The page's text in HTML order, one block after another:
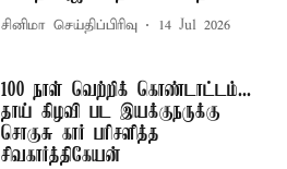
சினிமா செய்திப்பிரிவு 14 Jul 2026
100 நாள் வெற்றிக் கொண்டாட்டம்...
தாய் கிழவி பட இயக்குநருக்கு
சொகுசு கார் பரிசளித்த
சிவகார்த்திகேயன்